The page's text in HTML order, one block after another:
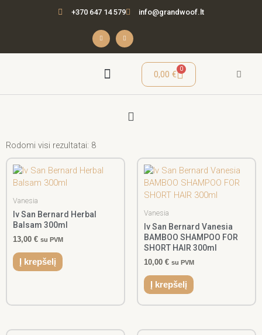
+370 647 14 579 info@grandwoof.lt
F
a
e
b
I
n
t
a
0,00€
0
Cart
Menu
Rodomi visi rezultatai: 8
Vanesia
Iv San Bernard Herbal
Balsam 300ml
13,00 € su PVM
Į krepšelį
Vanesia
Iv San Bernard Vanesia
BAMBOO SHAMPOO FOR
SHORT HAIR 300ml
10,00 € su PVM
Į krepšelį